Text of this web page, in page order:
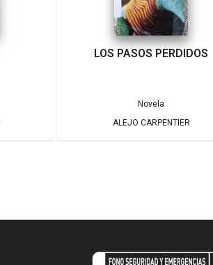
LOS PASOS PERDIDOS
Novela
ALEJO CARPENTIER